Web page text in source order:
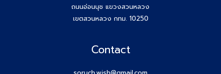
ถนนอ่อนนุช แขวงสวนหลวง
เขตสวนหลวง กทม. 10250
Contact